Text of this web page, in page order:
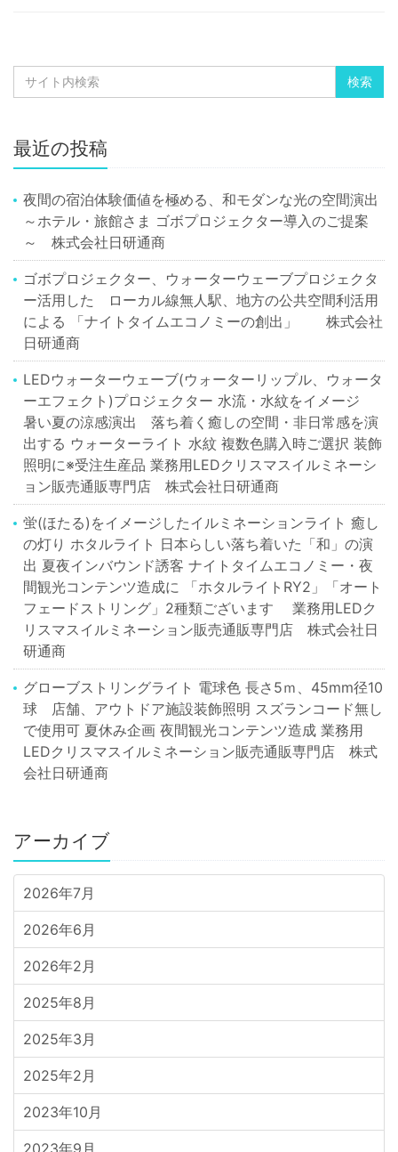
最近の投稿
夜間の宿泊体験価値を極める、和モダンな光の空間演出
～ホテル・旅館さま ゴボプロジェクター導入のご提案
～ 株式会社日研通商
ゴボプロジェクター、ウォーターウェーブプロジェクタ
ー活用した ローカル線無人駅、地方の公共空間利活用
による 「ナイトタイムエコノミーの創出」 株式会社
日研通商
LEDウォーターウェーブ(ウォーターリップル、ウォータ
ーエフェクト)プロジェクター 水流・水紋をイメージ
暑い夏の涼感演出 落ち着く癒しの空間・非日常感を演
出する ウォーターライト 水紋 複数色購入時ご選択 装飾
照明に※受注生産品 業務用LEDクリスマスイルミネーシ
ョン販売通販専門店 株式会社日研通商
蛍(ほたる)をイメージしたイルミネーションライト 癒し
の灯り ホタルライト 日本らしい落ち着いた「和」の演
出 夏夜インバウンド誘客 ナイトタイムエコノミー・夜
間観光コンテンツ造成に 「ホタルライトRY2」「オート
フェードストリング」2種類ございます 業務用LEDク
リスマスイルミネーション販売通販専門店 株式会社日
研通商
グローブストリングライト 電球色 長さ5ｍ、45mm径10
球 店舗、アウトドア施設装飾照明 スズランコード無し
で使用可 夏休み企画 夜間観光コンテンツ造成 業務用
LEDクリスマスイルミネーション販売通販専門店 株式
会社日研通商
アーカイブ
2026年7月
2026年6月
2026年2月
2025年8月
2025年3月
2025年2月
2023年10月
2023年9月